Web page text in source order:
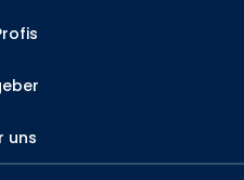
uns